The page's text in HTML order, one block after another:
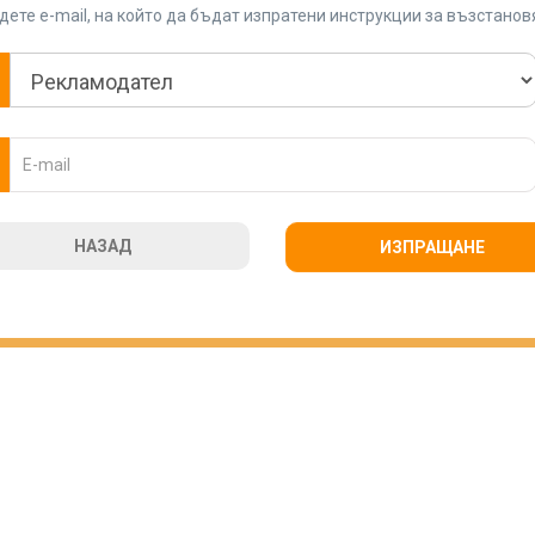
e-mail, на който да бъдат изпратени инструкции за
НАЗАД ИЗПРАЩАНЕ